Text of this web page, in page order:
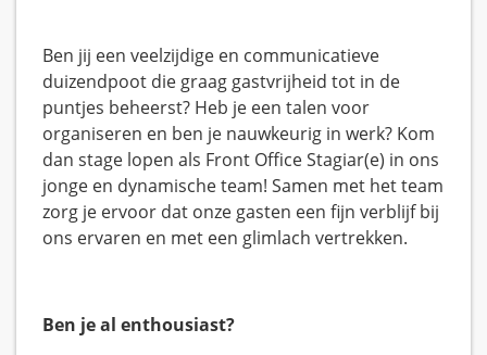
Ben jij een veelzijdige en communicatieve
duizendpoot die graag gastvrijheid tot in de
puntjes beheerst? Heb je een talen voor
organiseren en ben je nauwkeurig in werk? Kom
dan stage lopen als Front Office Stagiar(e) in ons
jonge en dynamische team! Samen met het team
zorg je ervoor dat onze gasten een fijn verblijf bij
ons ervaren en met een glimlach vertrekken.
Ben je al enthousiast?